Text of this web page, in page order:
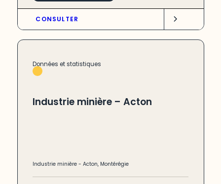
CONSULTER
Données et statistiques
Industrie minière – Acton
Industrie minière -Acton, Montérégie